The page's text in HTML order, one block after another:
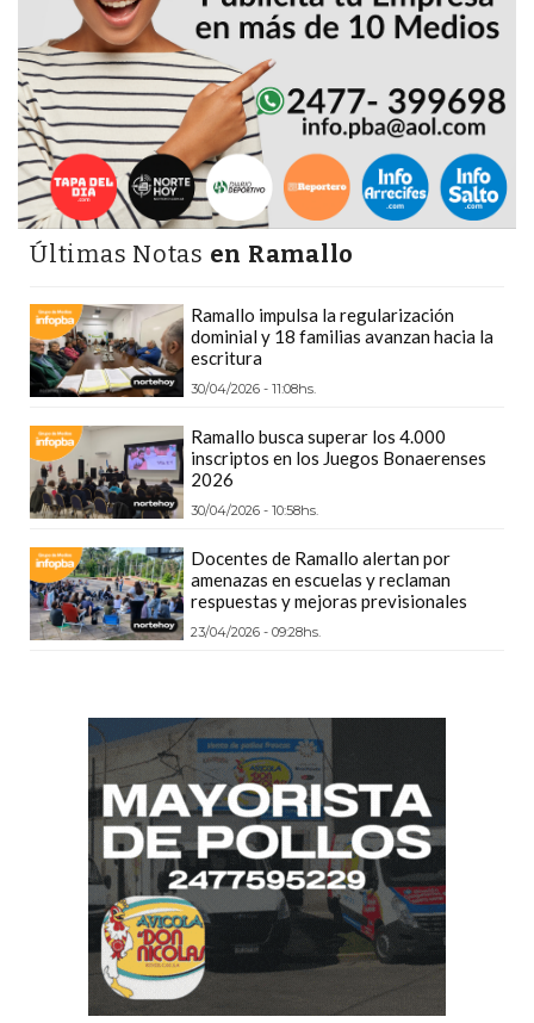
PRECIOS
WHEY
PROTEIN
EN
PERGAMINO:
DÓNDE
COMPRAR
EL
GIMNASIO
DE
PERGAMINO
CREAR
TIENDA
ONLINE
GRATIS
DEPORTIVOS
EN
PERGAMINO:
CREATINA
ASESORAMIENTO
PROFESIONAL
Últimas Notas en Ramallo
Ramallo impulsa la regularización
dominial y 18 familias avanzan hacia la
escritura
30/04/2026 - 11:08hs.
Ramallo busca superar los 4.000
inscriptos en los Juegos Bonaerenses
2026
30/04/2026 - 10:58hs.
Docentes de Ramallo alertan por
amenazas en escuelas y reclaman
respuestas y mejoras previsionales
23/04/2026 - 09:28hs.